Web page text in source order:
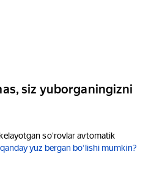
siz yuborganingizni
soʻrovlar avtomatik
yuz bergan boʻlishi mumkin?